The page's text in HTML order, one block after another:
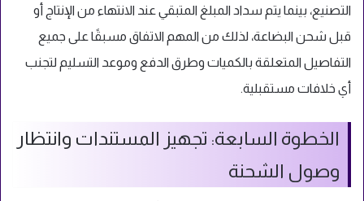
التصنيع، بينما يتم سداد المبلغ المتبقي عند الانتهاء من الإنتاج أو
قبل شحن البضاعة، لذلك من المهم الاتفاق مسبقًا على جميع
التفاصيل المتعلقة بالكميات وطرق الدفع وموعد التسليم لتجنب
أي خلافات مستقبلية.
الخطوة السابعة: تجهيز المستندات وانتظار
وصول الشحنة